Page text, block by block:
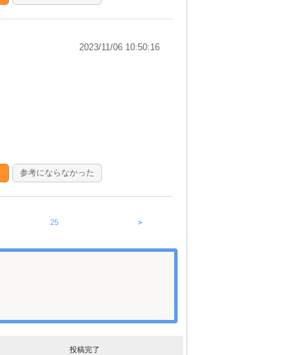
2023/11/06 10:50:16
参考にならなかった
25 ＞
投稿完了